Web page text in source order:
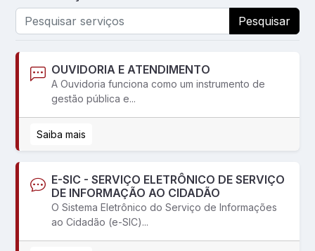
Pesquisar
OUVIDORIA E ATENDIMENTO
A Ouvidoria funciona como um instrumento de
gestão pública e...
Saiba mais
E-SIC - SERVIÇO ELETRÔNICO DE SERVIÇO
DE INFORMAÇÃO AO CIDADÃO
O Sistema Eletrônico do Serviço de Informações
ao Cidadão (e-SIC)...